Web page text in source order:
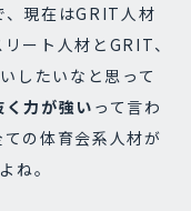
、現在はGRIT人材
ート人材とGRIT、
したいなと思って
力が強い って言わ
ての体育会系人材が
ね。